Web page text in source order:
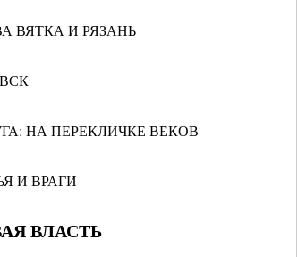
ВЯТКА И РЯЗАНЬ
НА ПЕРЕКЛИЧКЕ ВЕКОВ
И ВРАГИ
ВЛАСТЬ